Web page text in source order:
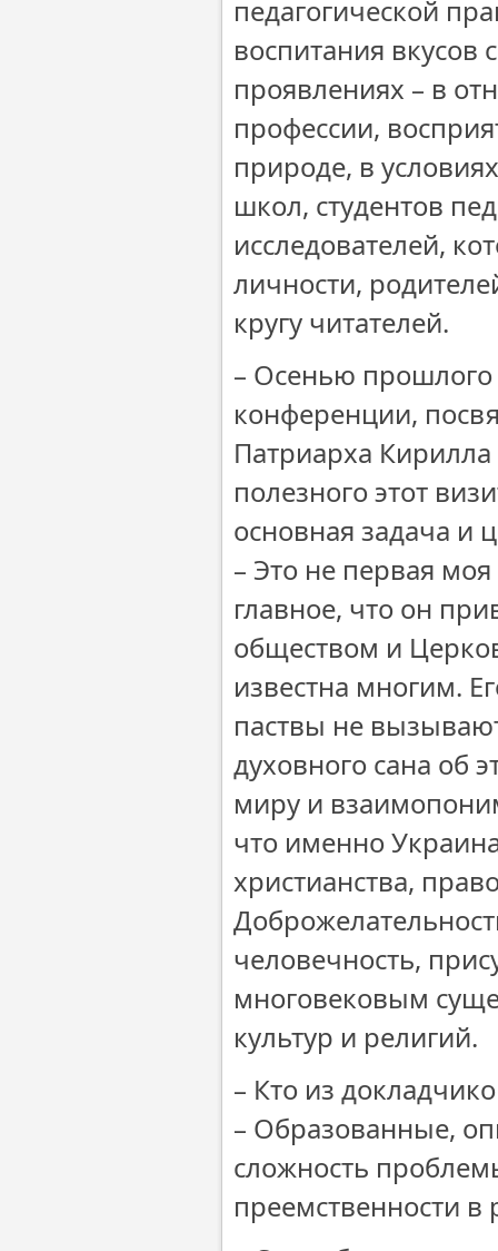
педагогической
воспитания вкусов
проявлениях – в
профессии,
природе, в
школ, студентов
исследователей,
личности,
кругу читателей.
– Осенью
конференции,
Патриарха
полезного этот
основная задача и
– Это не первая
главное, что он
обществом и
известна многим.
паствы не
духовного сана об
миру и
что именно
христианства,
человечность,
многовековым
культур и религий.
– Кто из
– Образованные,
сложность
преемственности в